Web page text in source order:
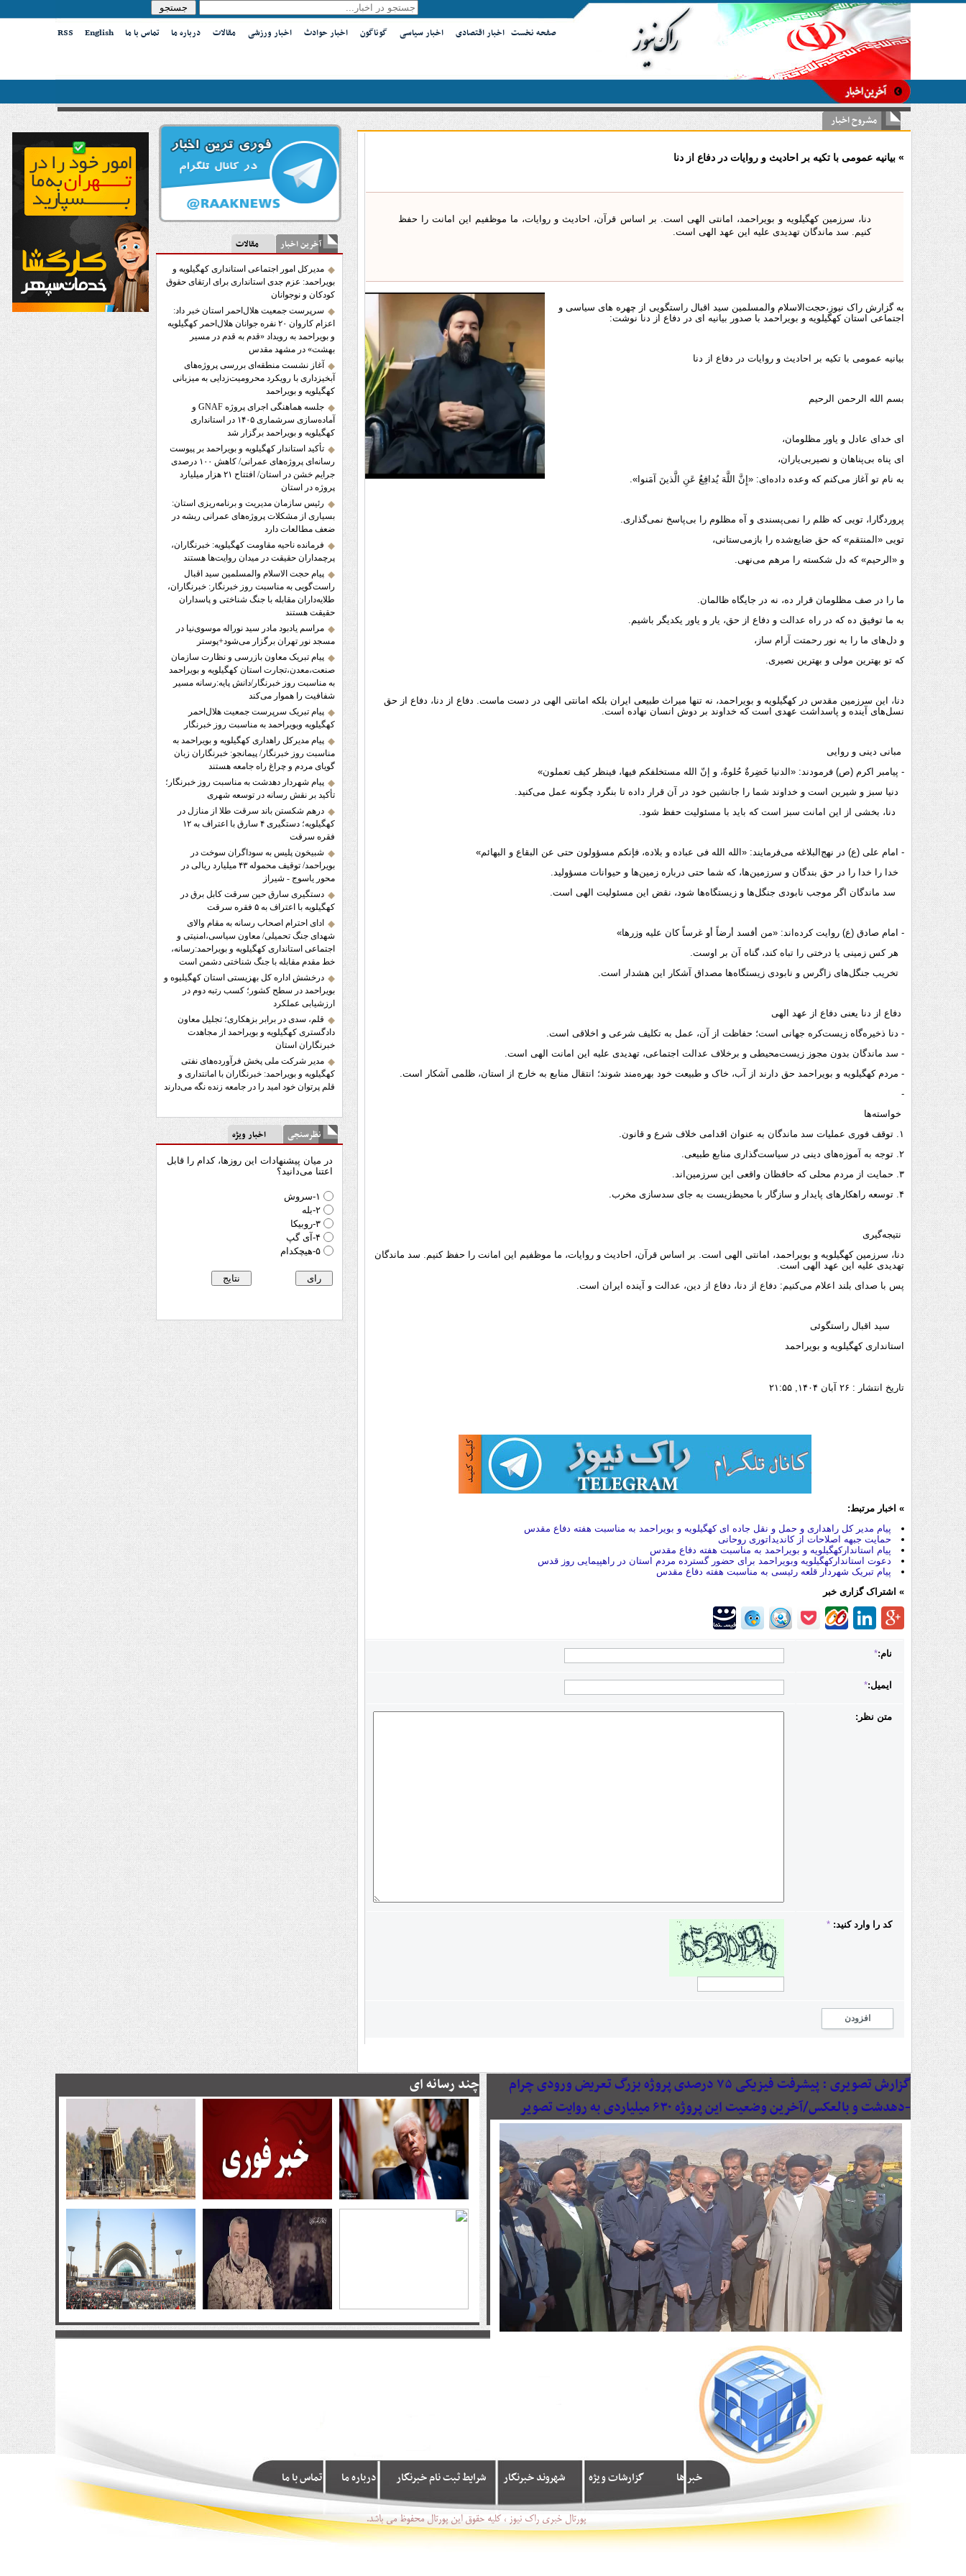
صفحه نخست اخبار اقتصادی اخبار سیاسی گوناگون اخبار حوادث اخبار ورزشی مقالات درباره ما تماس با ما English
RSS
-
مشروح اخبار
» بیانیه عمومی با تکیه بر احادیث و روایات در دفاع از دنا
دنا، سرزمین کهگیلویه و بویراحمد، امانتی الهی است. بر اساس قرآن، احادیث و روایات، ما موظفیم این امانت را حفظ
کنیم. سد ماندگان تهدیدی علیه این عهد الهی است.
به گزارش راک نیوز،حجت‌الاسلام والمسلمین سید اقبال راستگویی از چهره های سیاسی و
اجتماعی استان کهگیلویه و بویراحمد با صدور بیانیه ای در دفاع از دنا نوشت:
بیانیه عمومی با تکیه بر احادیث و روایات در دفاع از دنا
بسم الله الرحمن الرحیم
ای خدای عادل و یاور مظلومان،
ای پناه بی‌پناهان و نصیربی‌یاران،
به نام تو آغاز می‌کنم که وعده داده‌ای: «إِنَّ اللَّهَ یُدافِعُ عَنِ الَّذینَ آمَنوا».
پروردگارا، تویی که ظلم را نمی‌پسندی و آه مظلوم را بی‌پاسخ نمی‌گذاری.
تویی «المنتقم» که حق ضایع‌شده را بازمی‌ستانی،
و «الرحیم» که دل شکسته را مرهم می‌نهی.
ما را در صف مظلومان قرار ده، نه در جایگاه ظالمان.
به ما توفیق ده که در راه عدالت و دفاع از حق، یار و یاور یکدیگر باشیم.
و دل‌های ما را به نور رحمتت آرام ساز،
که تو بهترین مولی و بهترین نصیری.
دنا، این سرزمین مقدس در کهگیلویه و بویراحمد، نه تنها میراث طبیعی ایران بلکه امانتی الهی در دست ماست. دفاع از دنا، دفاع از حق
نسل‌های آینده و پاسداشت عهدی است که خداوند بر دوش انسان نهاده است.
مبانی دینی و روایی
- پیامبر اکرم (ص) فرمودند: «الدنیا خَضِرةٌ حُلوةٌ، و إنّ الله مستخلفکم فیها، فینظر کیف تعملون»
دنیا سبز و شیرین است و خداوند شما را جانشین خود در آن قرار داده تا بنگرد چگونه عمل می‌کنید.
دنا، بخشی از این امانت سبز است که باید با مسئولیت حفظ شود.
- امام علی (ع) در نهج‌البلاغه می‌فرمایند: «الله الله فی عباده و بلاده، فإنکم مسؤولون حتی عن البقاع و البهائم»
خدا را خدا را در حق بندگان و سرزمین‌ها، که شما حتی درباره زمین‌ها و حیوانات مسؤولید.
سد ماندگان اگر موجب نابودی جنگل‌ها و زیستگاه‌ها شود، نقض این مسئولیت الهی است.
- امام صادق (ع) روایت کرده‌اند: «من أفسد أرضاً أو غرساً کان علیه وزرها»
هر کس زمینی یا درختی را تباه کند، گناه آن بر اوست.
تخریب جنگل‌های زاگرس و نابودی زیستگاه‌ها مصداق آشکار این هشدار است.
دفاع از دنا یعنی دفاع از عهد الهی
- دنا ذخیره‌گاه زیست‌کره جهانی است؛ حفاظت از آن، عمل به تکلیف شرعی و اخلاقی است.
- سد ماندگان بدون مجوز زیست‌محیطی و برخلاف عدالت اجتماعی، تهدیدی علیه این امانت الهی است.
- مردم کهگیلویه و بویراحمد حق دارند از آب، خاک و طبیعت خود بهره‌مند شوند؛ انتقال منابع به خارج از استان، ظلمی آشکار است.
-
خواسته‌ها
۱. توقف فوری عملیات سد ماندگان به عنوان اقدامی خلاف شرع و قانون.
۲. توجه به آموزه‌های دینی در سیاست‌گذاری منابع طبیعی.
۳. حمایت از مردم محلی که حافظان واقعی این سرزمین‌اند.
۴. توسعه راهکارهای پایدار و سازگار با محیط‌زیست به جای سدسازی مخرب.
نتیجه‌گیری
دنا، سرزمین کهگیلویه و بویراحمد، امانتی الهی است. بر اساس قرآن، احادیث و روایات، ما موظفیم این امانت را حفظ کنیم. سد ماندگان
تهدیدی علیه این عهد الهی است.
پس با صدای بلند اعلام می‌کنیم: دفاع از دنا، دفاع از دین، عدالت و آینده ایران است.
سید اقبال راستگوئی
استانداری کهگیلویه و بویراحمد
تاریخ انتشار : ۲۶ آبان ۱۴۰۴, ۲۱:۵۵
» اخبار مرتبط:
پیام مدیر کل راهداری و حمل و نقل جاده ای کهگیلویه و بویراحمد به مناسبت هفته دفاع مقدس
حمايت جبهه اصلاحات از کاندیداتوری روحانی
پیام استاندارکهگیلویه و بویراحمد به مناسبت هفته دفاع مقدس
دعوت استاندارکهگیلویه وبویراحمد برای حضور گسترده مردم استان در راهپیمایی روز قدس
پیام تبریک شهردار قلعه رئیسی به مناسبت هفته دفاع مقدس
» اشتراک گزاری خبر
نام:*
ایمیل:*
متن نظر:
کد را وارد کنید: *
افزودن
آخرین اخبار مقالات
مدیرکل امور اجتماعی استانداری کهگیلویه و
بویراحمد: عزم جدی استانداری برای ارتقای حقوق
کودکان و نوجوانان
سرپرست جمعیت هلال‌احمر استان خبر داد:
اعزام کاروان ۲۰ نفره جوانان هلال‌احمر کهگیلویه
و بویراحمد به رویداد «قدم به قدم در مسیر
بهشت» در مشهد مقدس
آغاز نشست منطقه‌ای بررسی پروژه‌های
آبخیزداری با رویکرد محرومیت‌زدایی به میزبانی
کهگیلویه و بویراحمد
جلسه هماهنگی اجرای پروژه GNAF و
آماده‌سازی سرشماری ۱۴۰۵ در استانداری
کهگیلویه و بویراحمد برگزار شد
تأکید استاندار کهگیلویه و بویراحمد بر پیوست
رسانه‌ای پروژه‌های عمرانی/ کاهش ۱۰۰ درصدی
جرایم خشن در استان/ افتتاح ۲۱ هزار میلیارد
پروژه در استان
رئیس سازمان مدیریت و برنامه‌ریزی استان:
بسیاری از مشکلات پروژه‌های عمرانی ریشه در
ضعف مطالعات دارد
فرمانده ناحیه مقاومت کهگیلویه: خبرنگاران،
پرچمداران حقیقت در میدان روایت‌ها هستند
پیام حجت الاسلام والمسلمین سید اقبال
راست‌گویی به مناسبت روز خبرنگار: خبرنگاران،
طلایه‌داران مقابله با جنگ شناختی و پاسداران
حقیقت هستند
مراسم یادبود مادر سید نوراله موسوی‌نیا در
مسجد نور تهران برگزار می‌شود+پوستر
پیام تبریک معاون بازرسی و نظارت سازمان
صنعت،معدن،تجارت استان کهگیلویه و بویراحمد
به مناسبت روز خبرنگار/دانش پایه:رسانه مسیر
شفافیت را هموار می‌کند
پیام تبریک سرپرست جمعیت هلال‌احمر
کهگیلویه‌ وبویراحمد به مناسبت روز خبرنگار
پیام مدیرکل راهداری کهگیلویه و بویراحمد به
مناسبت روز خبرنگار/ پیمانجو: خبرنگاران زبان
گویای مردم و چراغ راه جامعه هستند
پیام شهردار دهدشت به مناسبت روز خبرنگار؛
تأکید بر نقش رسانه در توسعه شهری
درهم شکستن باند سرقت طلا از منازل در
کهگیلویه؛ دستگیری ۴ سارق با اعتراف به ۱۲
فقره سرقت
شبیخون پلیس به سوداگران سوخت در
بویراحمد/ توقیف محموله ۴۳ میلیارد ریالی در
محور یاسوج - شیراز
دستگیری سارق حین سرقت کابل برق در
کهگیلویه با اعتراف به ۵ فقره سرقت
ادای احترام اصحاب رسانه به مقام والای
شهدای جنگ تحمیلی/ معاون سیاسی،امنیتی و
اجتماعی استانداری کهگیلویه و بویراحمد:رسانه،
خط مقدم مقابله با جنگ شناختی دشمن است
درخشش اداره کل بهزیستی استان کهگیلیوه و
بویراحمد در سطح کشور؛ کسب رتبه دوم در
ارزشیابی عملکرد
قلم، سدی در برابر بزهکاری؛ تجلیل معاون
دادگستری کهگیلویه و بویراحمد از مجاهدت
خبرنگاران استان
مدیر شرکت ملی پخش فرآورده‌های نفتی
کهگیلویه و بویراحمد: خبرنگاران با امانتداری و
قلم پرتوان خود امید را در جامعه زنده نگه می‌دارند
نظرسنجی اخبار ویژه
در میان پیشنهادات این روزها، کدام را قابل
اعتنا می‌دانید؟
۱-سروش
۲-بله
۳-روبیکا
۴-آی گپ
۵-هیچکدام
گزارش تصویری :
پیشرفت فیزیکی ۷۵ درصدی پروژه بزرگ تعریض ورودی چرام
-دهدشت و بالعکس/آخرین وضعیت این پروژه ۶۳۰ میلیاردی به روایت تصویر
چند رسانه ای
خبر ها گزارشات ویژه شهروند خبرنگار شرایط ثبت نام خبرنگار درباره ما تماس با ما
پورتال خبری راک نیوز ، کلیه حقوق این پورتال محفوظ می باشد.